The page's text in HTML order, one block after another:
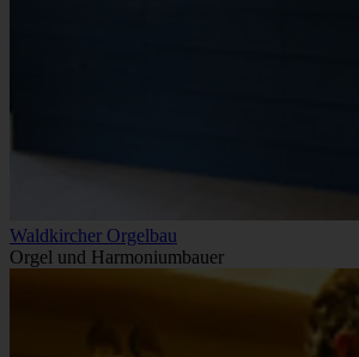
Waldkircher Orgelbau
Orgel und Harmoniumbauer